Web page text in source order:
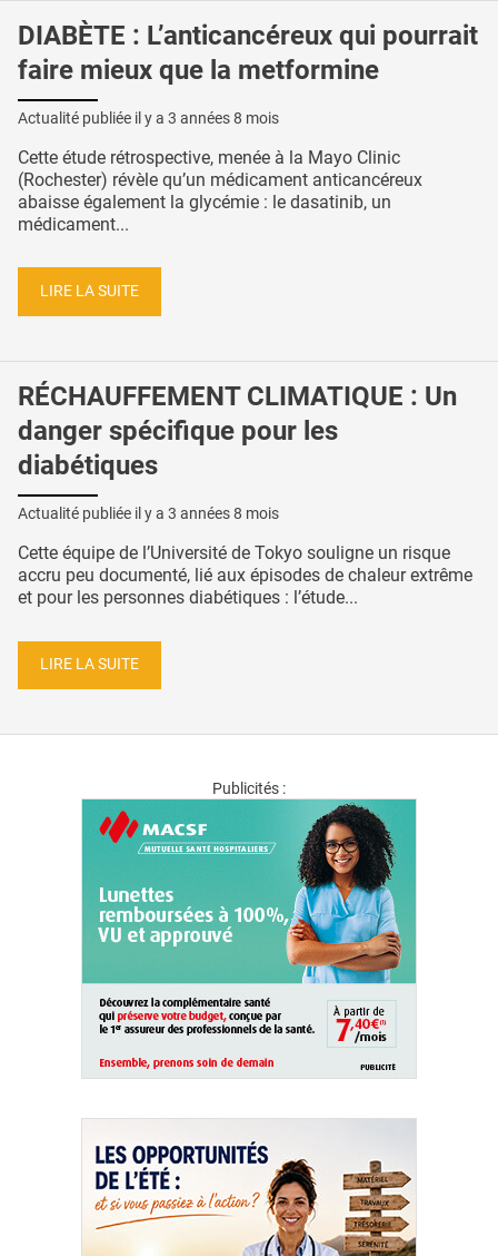
DIABÈTE : L’anticancéreux qui pourrait
faire mieux que la metformine
Actualité publiée il y a 3 années 8 mois
Cette étude rétrospective, menée à la Mayo Clinic
(Rochester) révèle qu’un médicament anticancéreux
abaisse également la glycémie : le dasatinib, un
médicament...
LIRE LA SUITE
RÉCHAUFFEMENT CLIMATIQUE : Un
danger spécifique pour les
diabétiques
Actualité publiée il y a 3 années 8 mois
Cette équipe de l’Université de Tokyo souligne un risque
accru peu documenté, lié aux épisodes de chaleur extrême
et pour les personnes diabétiques : l’étude...
LIRE LA SUITE
Publicités :